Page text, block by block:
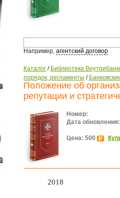
Например, агентский договор
Каталог / Библиотека
порядок, регламенты /
Положение об
репутации и
Номер:
Дата обновления:
Цена: 500
2018